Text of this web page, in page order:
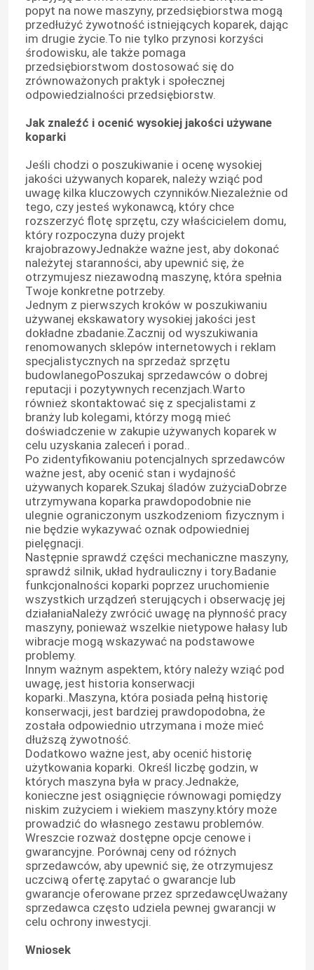
Pompa hydrauliczna
Podróżna skrzynia biegów
Silnik Kubota
Silnik Yanmara
Silnik Isuzu
Silnik Perkinsa
Silnik Weichai
Używany silnik
Części do silników Diesla
Głowica cylindra silnika
Części koparki
Minikoparka
Wręcznik wibracji
Koparko-ładowarki
używane maszyny ciężkie
Zestaw generatora Diesla
popyt na nowe maszyny, przedsiębiorstwa mogą
przedłużyć żywotność istniejących koparek, dając
im drugie życie.To nie tylko przynosi korzyści
środowisku, ale także pomaga
przedsiębiorstwom dostosować się do
zrównoważonych praktyk i społecznej
odpowiedzialności przedsiębiorstw.
Jak znaleźć i ocenić wysokiej jakości używane
koparki
Jeśli chodzi o poszukiwanie i ocenę wysokiej
jakości używanych koparek, należy wziąć pod
uwagę kilka kluczowych czynników.Niezależnie od
tego, czy jesteś wykonawcą, który chce
rozszerzyć flotę sprzętu, czy właścicielem domu,
który rozpoczyna duży projekt
krajobrazowyJednakże ważne jest, aby dokonać
należytej staranności, aby upewnić się, że
otrzymujesz niezawodną maszynę, która spełnia
Twoje konkretne potrzeby.
Jednym z pierwszych kroków w poszukiwaniu
używanej ekskawatory wysokiej jakości jest
dokładne zbadanie.Zacznij od wyszukiwania
renomowanych sklepów internetowych i reklam
specjalistycznych na sprzedaż sprzętu
budowlanegoPoszukaj sprzedawców o dobrej
reputacji i pozytywnych recenzjach.Warto
również skontaktować się z specjalistami z
branży lub kolegami, którzy mogą mieć
doświadczenie w zakupie używanych koparek w
celu uzyskania zaleceń i porad..
Po zidentyfikowaniu potencjalnych sprzedawców
ważne jest, aby ocenić stan i wydajność
używanych koparek.Szukaj śladów zużyciaDobrze
utrzymywana koparka prawdopodobnie nie
ulegnie ograniczonym uszkodzeniom fizycznym i
nie będzie wykazywać oznak odpowiedniej
pielęgnacji.
Następnie sprawdź części mechaniczne maszyny,
sprawdź silnik, układ hydrauliczny i tory.Badanie
funkcjonalności koparki poprzez uruchomienie
wszystkich urządzeń sterujących i obserwację jej
działaniaNależy zwrócić uwagę na płynność pracy
maszyny, ponieważ wszelkie nietypowe hałasy lub
wibracje mogą wskazywać na podstawowe
problemy.
Innym ważnym aspektem, który należy wziąć pod
uwagę, jest historia konserwacji
koparki..Maszyna, która posiada pełną historię
konserwacji, jest bardziej prawdopodobna, że
została odpowiednio utrzymana i może mieć
dłuższą żywotność.
Dodatkowo ważne jest, aby ocenić historię
użytkowania koparki. Określ liczbę godzin, w
których maszyna była w pracy.Jednakże,
konieczne jest osiągnięcie równowagi pomiędzy
niskim zużyciem i wiekiem maszyny.który może
prowadzić do własnego zestawu problemów.
Wreszcie rozważ dostępne opcje cenowe i
gwarancyjne. Porównaj ceny od różnych
sprzedawców, aby upewnić się, że otrzymujesz
uczciwą ofertę.zapytać o gwarancje lub
gwarancje oferowane przez sprzedawcęUważany
sprzedawca często udziela pewnej gwarancji w
celu ochrony inwestycji.
Wniosek